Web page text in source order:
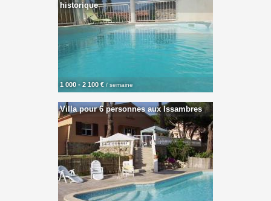
historique
1 000 - 2 100 € / semaine
Villa pour 6 personnes aux Issambres